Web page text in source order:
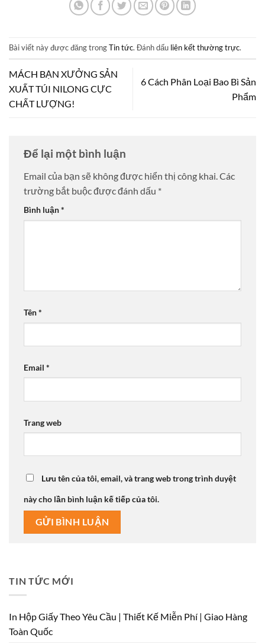
Bài viết này được đăng trongTin tức. Đánh dấu liên kết thường trực.
MÁCH BẠN XƯỞNG SẢN
XUẤT TÚI NILONG CỰC
CHẤT LƯỢNG!
6 Cách Phân Loại Bao Bì Sản
Phẩm
Để lại một bình luận
Email của bạn sẽ không được hiển thị công khai.Các
trường bắt buộc được đánh dấu *
Bình luận*
Tên*
Email *
Trang web
Lưu tên của tôi, email, và trang web trong trình duyệt
này cho lần bình luận kế tiếp của tôi.
TIN TỨC MỚI
In Hộp Giấy Theo Yêu Cầu | Thiết Kế Miễn Phí | Giao Hàng
Toàn Quốc